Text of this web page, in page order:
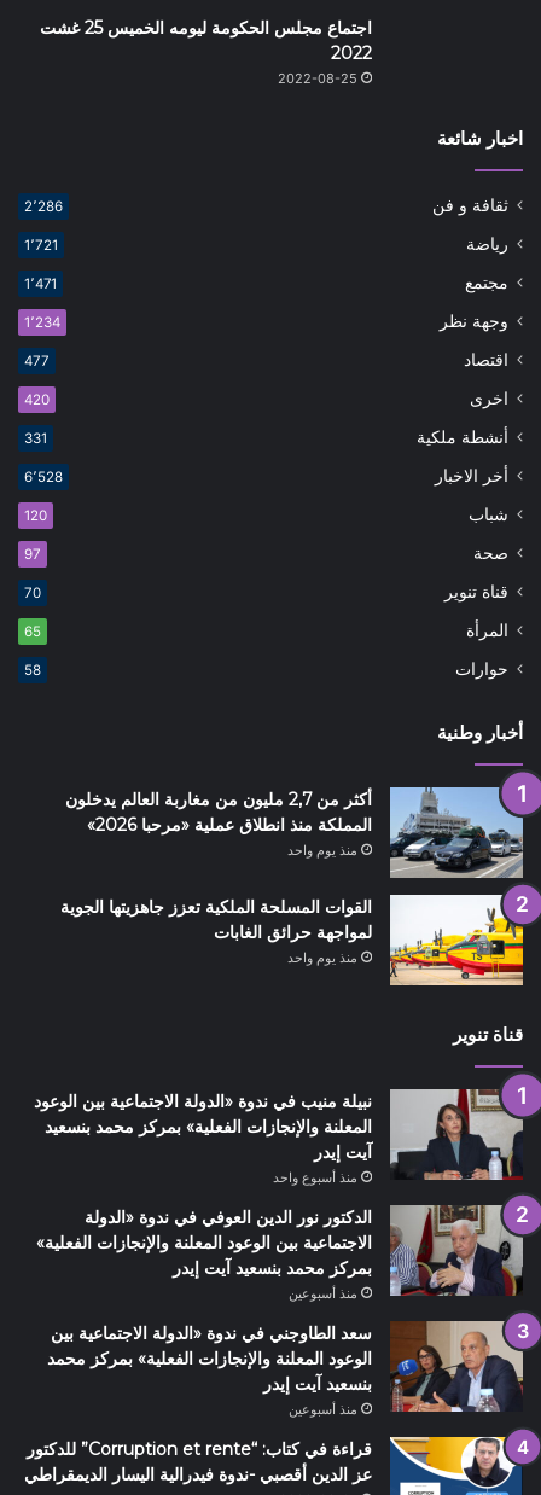
اجتماع مجلس الحكومة ليومه الخميس 25 غشت
2022
2022-08-25
اخبار شائعة
ثقافة و فن 2٬286
رياضة 1٬721
مجتمع 1٬471
وجهة نظر 1٬234
اقتصاد 477
اخرى 420
أنشطة ملكية 331
أخر الاخبار 6٬528
شباب 120
صحة 97
قناة تنوير 70
المرأة 65
حوارات 58
أخبار وطنية
أكثر من 2,7 مليون من مغاربة العالم يدخلون
المملكة منذ انطلاق عملية «مرحبا 2026»
منذ يوم واحد
القوات المسلحة الملكية تعزز جاهزيتها الجوية
لمواجهة حرائق الغابات
منذ يوم واحد
قناة تنوير
نبيلة منيب في ندوة «الدولة الاجتماعية بين الوعود
المعلنة والإنجازات الفعلية» بمركز محمد بنسعيد
آيت إيدر
منذ أسبوع واحد
الدكتور نور الدين العوفي في ندوة «الدولة
الاجتماعية بين الوعود المعلنة والإنجازات الفعلية»
بمركز محمد بنسعيد آيت إيدر
منذ أسبوعين
سعد الطاوجني في ندوة «الدولة الاجتماعية بين
الوعود المعلنة والإنجازات الفعلية» بمركز محمد
بنسعيد آيت إيدر
منذ أسبوعين
قراءة في كتاب: “Corruption et rente” للدكتور
عز الدين أقصبي -ندوة فيدرالية اليسار الديمقراطي